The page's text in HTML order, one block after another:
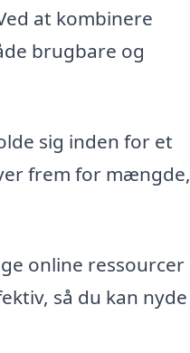
at kombinere
brugbare og
sig inden for et
frem for mængde,
online ressourcer
så du kan nyde